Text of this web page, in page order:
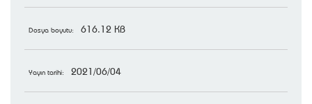
Dosya boyutu: 616.12 KB
Yayın tarihi: 2021/06/04